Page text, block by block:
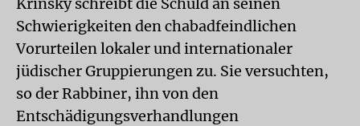
Schwierigkeiten den chabadfeindlichen
Vorurteilen lokaler und internationaler
jüdischer Gruppierungen zu. Sie versuchten,
so der Rabbiner, ihn von den
Entschädigungsverhandlungen